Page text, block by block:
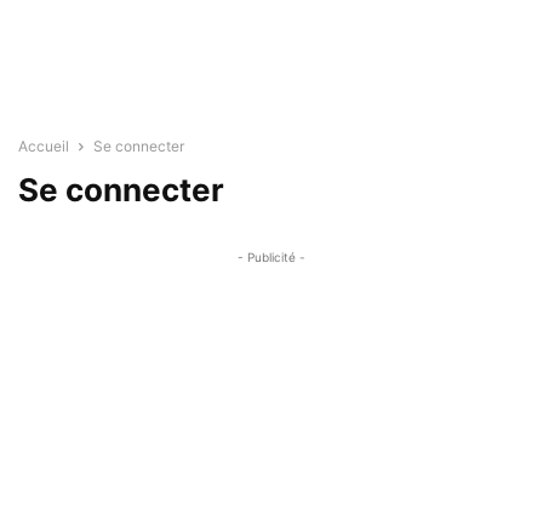
Accueil Se connecter
Se connecter
- Publicité -